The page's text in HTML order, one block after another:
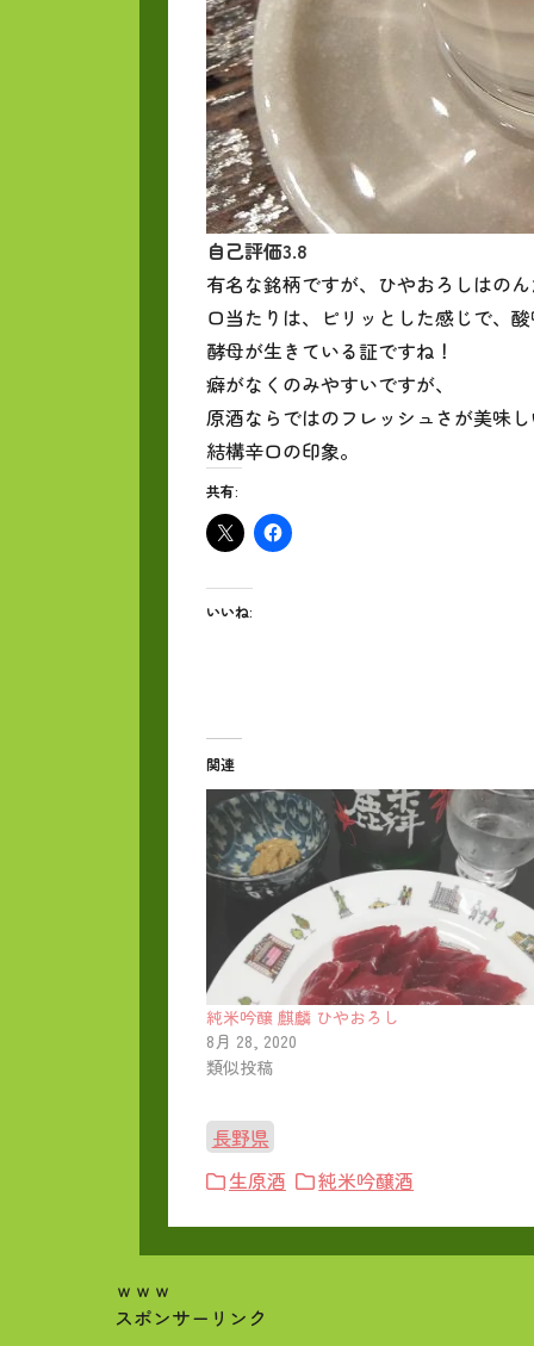
自己評価3.8
有名な銘柄ですが、ひやおろしはの
口当たりは、ピリッとした感じで、
酵母が生きている証ですね！
癖がなくのみやすいですが、
原酒ならではのフレッシュさが美味
結構辛口の印象。
共有:
いいね:
関連
純米吟醸 麒麟 ひやおろし
8月 28, 2020
類似投稿
長野県
生原酒
純米吟醸酒
ｗｗｗ
スポンサーリンク